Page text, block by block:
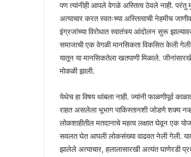
पण त्यांनीही आपले वेगळे अस्तित्व ठेवले नाही.
अत्याचार करत स्वतःच्या अस्तित्वाची नेहमीच
इंग्रजांच्या विरोधात स्वातंत्र्य आंदोलन सुरू
समाजाची एक वेगळी मानसिकता विकसित केली
यातून या मानसिकतेला खतपाणी मिळाले.
मोकळी झाली.
येथेच हा विषय थांबला नाही. ज्यांनी फाळणीपूर्व
राहत असलेला भूभाग पाकिस्तानशी जोडणे शक्य
लोकशाहीतील मतदानाचे महत्व लक्षात घेवून एक
सवलत घेत आपली लोकसंख्या वाढवत नेली गेली.
झालेले अत्याचार, हलालासारखी अत्यंत घाणेरडी